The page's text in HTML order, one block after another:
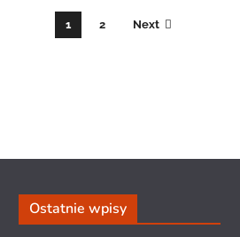
1 2 Next
Ostatnie wpisy